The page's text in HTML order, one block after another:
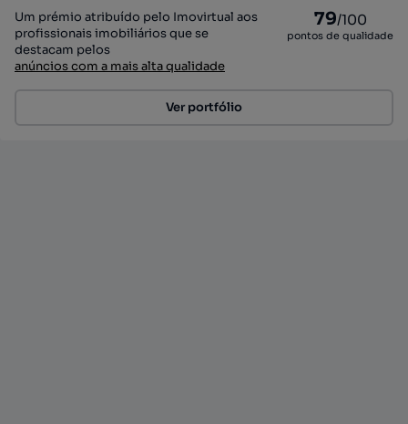
Um prémio atribuído pelo Imovirtual aos
profissionais imobiliários que se
destacam pelos
anúncios com a mais alta qualidade
79/100
pontos de qualidade
Ver portfólio